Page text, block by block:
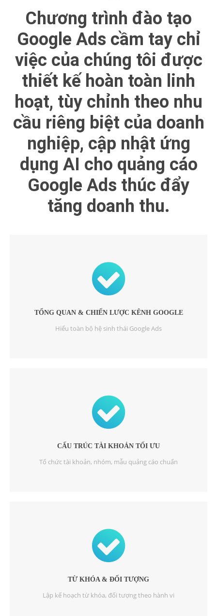
Chương trình đào tạo
Google Ads cầm tay chỉ
việc của chúng tôi được
thiết kế hoàn toàn linh
hoạt, tùy chỉnh theo nhu
cầu riêng biệt của doanh
nghiệp, cập nhật ứng
dụng AI cho quảng cáo
Google Ads thúc đẩy
tăng doanh thu.
TỔNG QUAN & CHIẾN LƯỢC KÊNH GOOGLE
Hiểu toàn bộ hệ sinh thái Google Ads
CẤU TRÚC TÀI KHOẢN TỐI ƯU
Tổ chức tài khoản, nhóm, mẫu quảng cáo chuẩn
TỪ KHÓA & ĐỐI TƯỢNG
Lập kế hoạch từ khóa, đối tượng theo hành vi